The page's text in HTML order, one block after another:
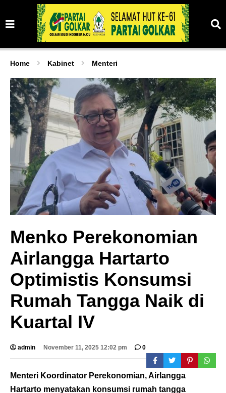
Home Kabinet Menteri
Menko Perekonomian
Airlangga Hartarto
Optimistis Konsumsi
Rumah Tangga Naik di
Kuartal IV
admin November 11, 2025 12:02 pm 0
Menteri Koordinator Perekonomian, Airlangga
Hartarto menyatakan konsumsi rumah tangga